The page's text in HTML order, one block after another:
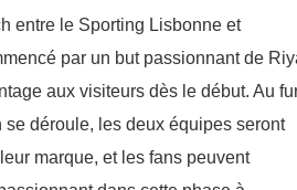
entre le Sporting Lisbonne et
par un but passionnant de
aux visiteurs dès le début. Au
se déroule, les deux équipes seront
marque, et les fans peuvent